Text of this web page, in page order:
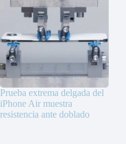
Prueba extrema delgada del
iPhone Air muestra
resistencia ante doblado